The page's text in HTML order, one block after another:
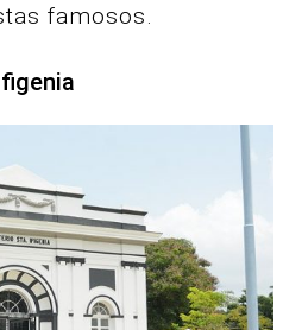
famosos.